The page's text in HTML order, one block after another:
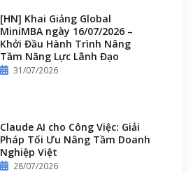
[HN] Khai Giảng Global
MiniMBA ngày 16/07/2026 –
Khởi Đầu Hành Trình Nâng
Tầm Năng Lực Lãnh Đạo
31/07/2026
Claude AI cho Công Việc: Giải
Pháp Tối Ưu Nâng Tầm Doanh
Nghiệp Việt
28/07/2026